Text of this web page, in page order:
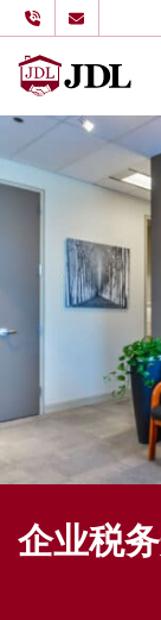
Skip to content
多伦多
企业税